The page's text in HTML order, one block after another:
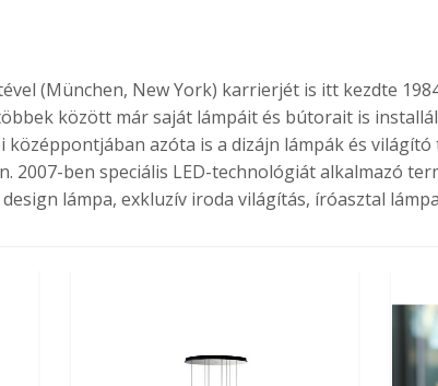
(München, New York) karrierjét is itt kezdte
között már saját lámpáit és bútorait is
azóta is a dizájn lámpák és
2007-ben speciális LED-technológiát alkalmazó
lámpa, exkluzív iroda világítás, íróasztal